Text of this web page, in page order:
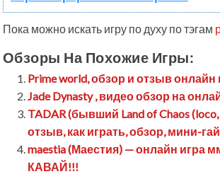
Пока можно искать игру по духу по тэгам
Обзоры На Похожие Игры:
Prime world, обзор и отзыв
Jade Dynasty , видео обзор на
TADAR (бывший Land of Chaos
отзыв, как играть, обзор, мини-
maestia (Маестия) — онлайн игра
КАВАЙ!!!